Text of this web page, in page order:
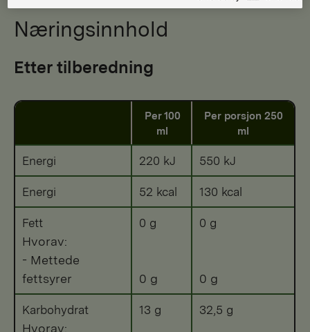
Næringsinnhold
Etter tilberedning
Per 100
ml
Per porsjon 250
ml
Energi 220 kJ 550 kJ
Energi 52 kcal 130 kcal
Fett
Hvorav:
- Mettede
fettsyrer
0 g
0 g
0 g
0 g
Karbohydrat
Hvorav:
13 g 32,5 g